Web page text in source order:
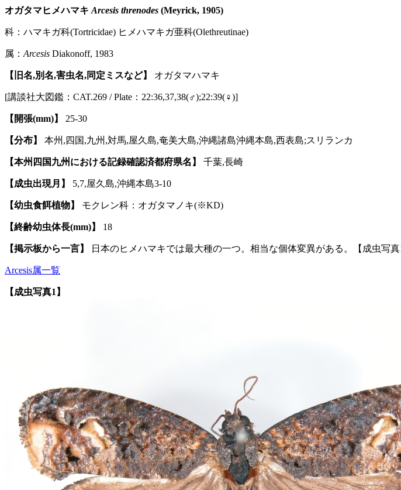
オガタマヒメハマキ Arcesis threnodes (Meyrick, 1905)
科：ハマキガ科(Tortricidae) ヒメハマキガ亜科(Olethreutinae)
属： Arcesis Diakonoff, 1983
【旧名,別名,害虫名,同定ミスなど】 オガタマハマキ
[講談社大図鑑：CAT.269 / Plate：22:36,37,38(♂);22:39(♀)]
【開張(mm)】 25-30
【分布】 本州,四国,九州,対馬,屋久島,奄美大島,沖縄諸島沖縄本島,西表島;スリランカ
【本州四国九州における記録確認済都府県名】 千葉,長崎
【成虫出現月】 5,7,屋久島,沖縄本島3-10
【幼虫食餌植物】 モクレン科：オガタマノキ(※KD)
【終齢幼虫体長(mm)】 18
【掲示板から一言】 日本のヒメハマキでは最大種の一つ。相当な個体変異がある。【成虫写真
Arcesis属一覧
【成虫写真1】